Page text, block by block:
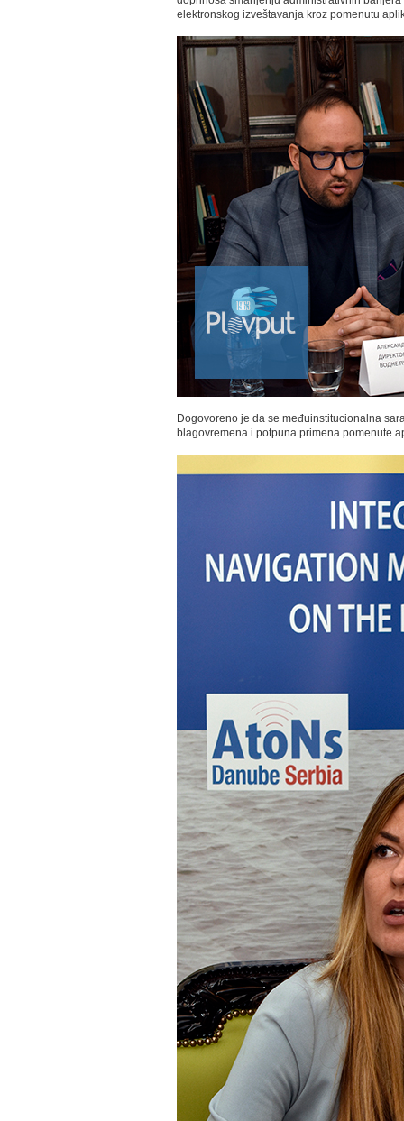
elektronskog izveštavanja kroz pomenutu
Dogovoreno je da se međuinstitucionalna
blagovremena i potpuna primena pomenute